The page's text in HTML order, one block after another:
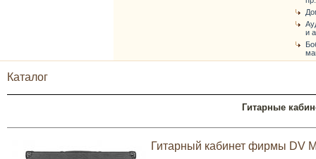
и
Каталог
Гитарные
Гитарный кабинет фирмы DV